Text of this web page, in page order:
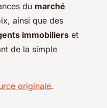
du marché
ainsi que des
immobiliers et
de la simple
originale.